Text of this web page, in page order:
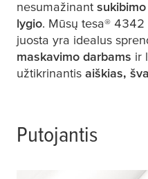
nesumažinant
lygio. Mūsų tesa® 4342
juosta yra idealus
maskavimo darbams ir
užtikrinantis aiškias,
Putojantis